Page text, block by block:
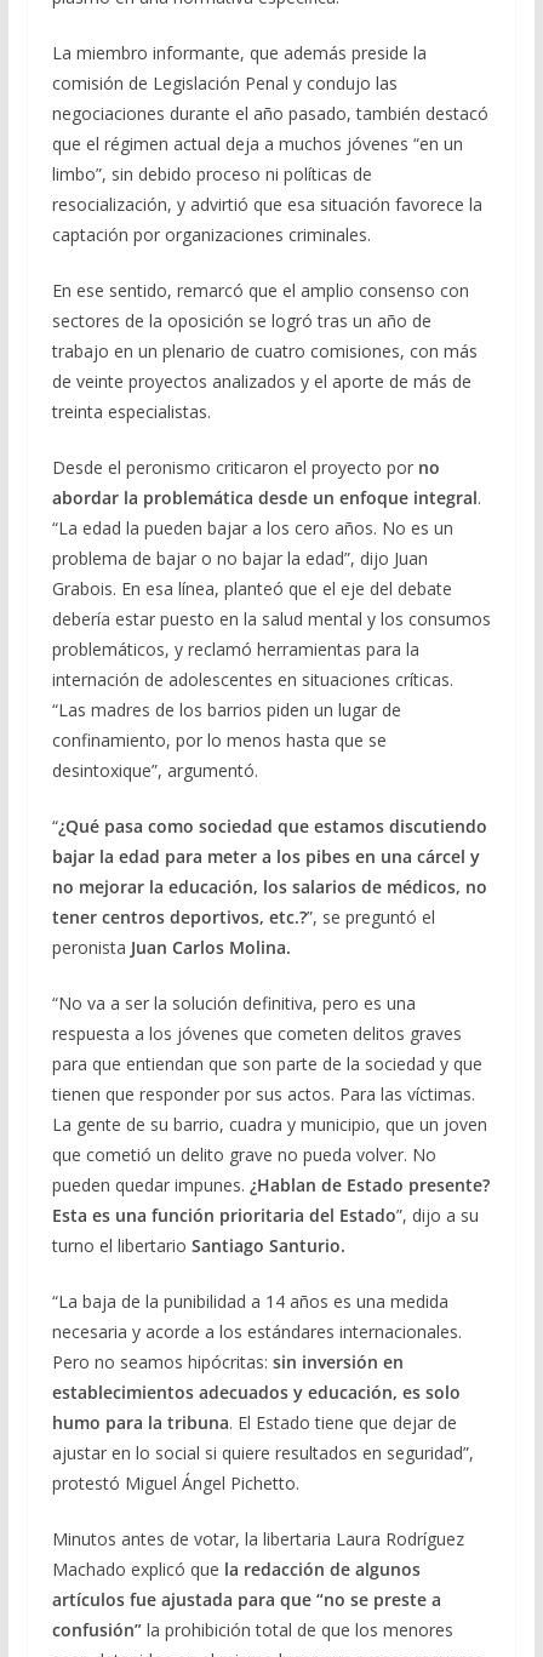
La miembro informante, que además preside la
comisión de Legislación Penal y condujo las
negociaciones durante el año pasado, también destacó
que el régimen actual deja a muchos jóvenes “en un
limbo”, sin debido proceso ni políticas de
resocialización, y advirtió que esa situación favorece la
captación por organizaciones criminales.
En ese sentido, remarcó que el amplio consenso con
sectores de la oposición se logró tras un año de
trabajo en un plenario de cuatro comisiones, con más
de veinte proyectos analizados y el aporte de más de
treinta especialistas.
Desde el peronismo criticaron el proyecto por no
abordar la problemática desde un enfoque integral.
“La edad la pueden bajar a los cero años. No es un
problema de bajar o no bajar la edad”, dijo Juan
Grabois. En esa línea, planteó que el eje del debate
debería estar puesto en la salud mental y los consumos
problemáticos, y reclamó herramientas para la
internación de adolescentes en situaciones críticas.
“Las madres de los barrios piden un lugar de
confinamiento, por lo menos hasta que se
desintoxique”, argumentó.
“¿Qué pasa como sociedad que estamos discutiendo
bajar la edad para meter a los pibes en una cárcel y
no mejorar la educación, los salarios de médicos, no
tener centros deportivos, etc.?”, se preguntó el
peronista Juan Carlos Molina.
“No va a ser la solución definitiva, pero es una
respuesta a los jóvenes que cometen delitos graves
para que entiendan que son parte de la sociedad y que
tienen que responder por sus actos. Para las víctimas.
La gente de su barrio, cuadra y municipio, que un joven
que cometió un delito grave no pueda volver. No
pueden quedar impunes. ¿Hablan de Estado presente?
Esta es una función prioritaria del Estado”, dijo a su
turno el libertario Santiago Santurio.
“La baja de la punibilidad a 14 años es una medida
necesaria y acorde a los estándares internacionales.
Pero no seamos hipócritas: sin inversión en
establecimientos adecuados y educación, es solo
humo para la tribuna. El Estado tiene que dejar de
ajustar en lo social si quiere resultados en seguridad”,
protestó Miguel Ángel Pichetto.
Minutos antes de votar, la libertaria Laura Rodríguez
Machado explicó que la redacción de algunos
artículos fue ajustada para que “no se preste a
confusión”la prohibición total de que los menores